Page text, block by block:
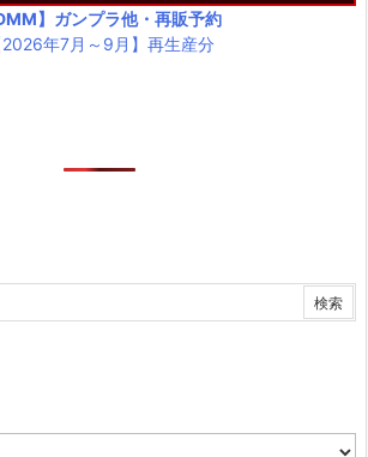
DMM】ガンプラ他・再販予約
2026年7月～9月】再生産分